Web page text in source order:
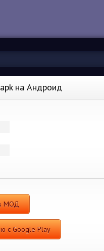
на Андроид
МОД
с Google Play